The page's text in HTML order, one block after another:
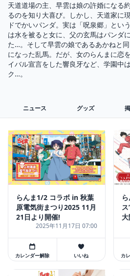
天道道場の主、早雲は娘の許婚になる
るのを知り大喜び。しかし、天道家に
ドでかいパンダ。実は「呪泉郷」とい
は水を被ると女に、父の玄馬はパンダ
た…。そして早雲の娘であるあかねと
になった乱馬。だが、女のらんまに恋
イバル宣言をした響良牙など、学園中
ク…。
ニュース グッズ
らんま1/2 コラボ in 秋葉
原電気街まつり2025 11月
21日より開催!
2025年11月17日 07:00
カレンダー解除 いいね カ